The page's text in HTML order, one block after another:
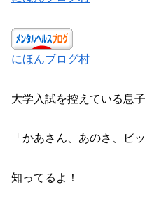
にほんブログ村
大学入試を控えている息
「かあさん、あのさ、ビ
知ってるよ！